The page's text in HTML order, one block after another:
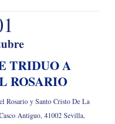
TRIDUO A
ROSARIO
Rosario y Santo Cristo De La
Antiguo, 41002 Sevilla,